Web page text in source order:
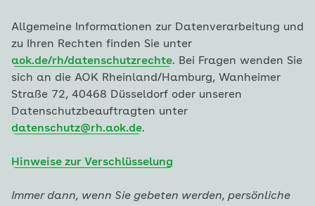
Allgemeine Informationen zur Datenverarbeitung und
zu Ihren Rechten finden Sie unter
aok.de/rh/datenschutzrechte. Bei Fragen wenden Sie
sich an die AOK Rheinland/Hamburg, Wanheimer
Straße 72, 40468 Düsseldorf oder unseren
Datenschutzbeauftragten unter
datenschutz@rh.aok.de.
Hinweise zur Verschlüsselung
Immer dann, wenn Sie gebeten werden, persönliche